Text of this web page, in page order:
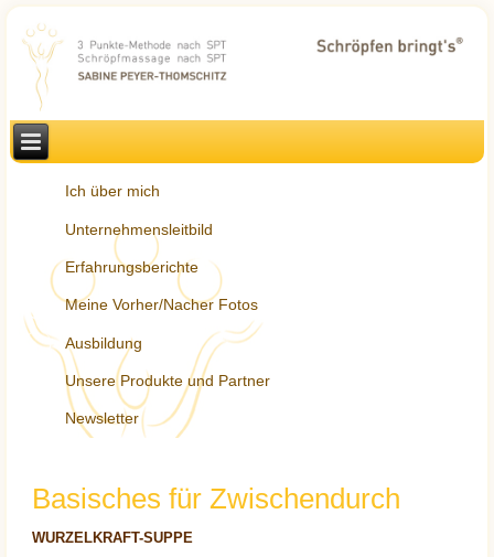
Ich über mich
Unternehmensleitbild
Erfahrungsberichte
Meine Vorher/Nacher Fotos
Ausbildung
Unsere Produkte und Partner
Newsletter
Basisches für Zwischendurch
WURZELKRAFT-SUPPE